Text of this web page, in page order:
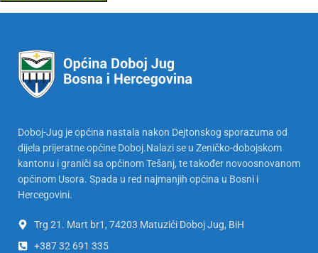
Doboj-Jug je općina nastala nakon Dejtonskog sporazuma od
dijela prijeratne općine Doboj.Nalazi se u Zeničko-dobojskom
kantonu i graniči sa općinom Tešanj, te također novoosnovanom
općinom Usora. Spada u red najmanjih općina u Bosni i
Hercegovini.
Trg 21. Mart br1, 74203 Matuzići Doboj Jug, BiH
+387 32 691 335